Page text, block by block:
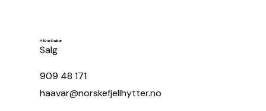
Håvar Dalbø
Salg
909 48 171
haavar@norskefjellhytter.no